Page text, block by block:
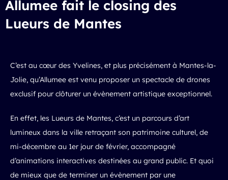
Allumee fait le closing des
Lueurs de Mantes
C’est au cœur des Yvelines, et plus précisément à Mantes-la-
Jolie, qu’Allumee est venu proposer un spectacle de drones
exclusif pour clôturer un évènement artistique exceptionnel.
En effet, les Lueurs de Mantes, c’est un parcours d’art
lumineux dans la ville retraçant son patrimoine culturel, de
mi-décembre au 1er jour de février, accompagné
d’animations interactives destinées au grand public. Et quoi
de mieux que de terminer un évènement par une